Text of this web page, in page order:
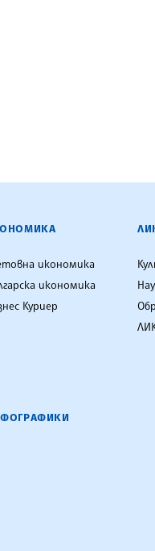
икономика
икономика
Куриер